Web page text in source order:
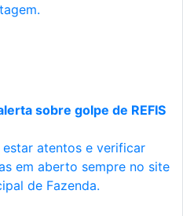
sobre golpe de REFIS
atentos e verificar
em aberto sempre no site
de Fazenda.